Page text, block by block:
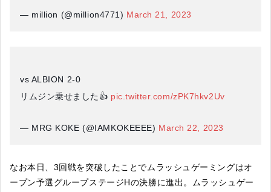
— million (@million4771) March 21, 2023
vs ALBION 2-0
リムジン乗せました👍 pic.twitter.com/zPK7hkv2Uv
— MRG KOKE (@IAMKOKEEEE) March 22, 2023
なお本日、3回戦を突破したことでムラッシュゲーミングはオ
ープン予選グループステージHの決勝に進出。ムラッシュゲー